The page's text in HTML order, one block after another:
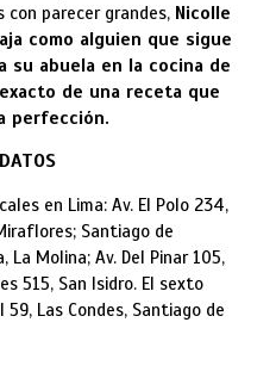
con parecer grandes, Nicolle
como alguien que sigue
su abuela en la cocina de
de una receta que
perfección.
DATOS
en Lima: Av. El Polo 234,
Santiago de
La Molina; Av. Del Pinar 105,
515, San Isidro. El sexto
Las Condes, Santiago de